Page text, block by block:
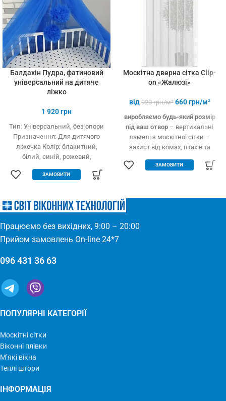
Балдахін Пудра, фатиновий
універсальний на дитяче
ліжко
1 920грн
Тип: Універсальний, без опори
Призначення: Для дитячого
ліжечка Колір: блакитний,
білий, синій, рожевий,
(Євросітка) Розміри: 1,8 х 9 м
ЗАМОВИТИ
Москітна дверна сітка Clip-
on «Жалюзі»
від 920грн/м² 660грн/м²
виробляємо будь-який розмір
під ваш отвор – вертикальні
ламелі з москітної сітки –
захист від комах, птахів та
пропускає повітря – підходить
метал – елементарно
ЗАМОВИТИ
Працюємо без вихідних, 9:00 – 20:00
Прийом замовлень On-line 24*7
096 431 36 63
ПОПУЛЯРНІ КАТЕГОРІЇ
Москітні сітки
Віконні плівки
М’які вікна
Теплі штори
ІНФОРМАЦІЯ